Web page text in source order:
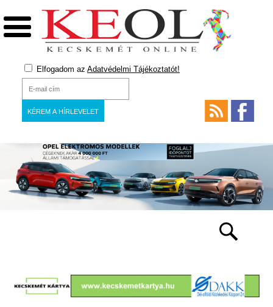
Elfogadom az Adatvédelmi Tájékoztatót!